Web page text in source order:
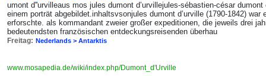
umont d''urvilleaus mos jules dumont d’urvillejules-sébastien-césar
einem porträt abgebildet.inhaltsvsonjules dumont d’urville (1790-1842)
erforschte. als kommandant zweier großer expeditionen, die jeweils drei
bedeutendsten französischen entdeckungsreisenden überhau
Freitag: Nederlands > Antarktis
www.mosapedia.de/wiki/index.php/Dumont_d'Urville